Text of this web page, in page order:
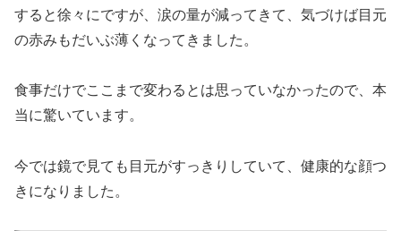
すると徐々にですが、涙の量が減ってきて、気づけば目元
の赤みもだいぶ薄くなってきました。
食事だけでここまで変わるとは思っていなかったので、本
当に驚いています。
今では鏡で見ても目元がすっきりしていて、健康的な顔つ
きになりました。